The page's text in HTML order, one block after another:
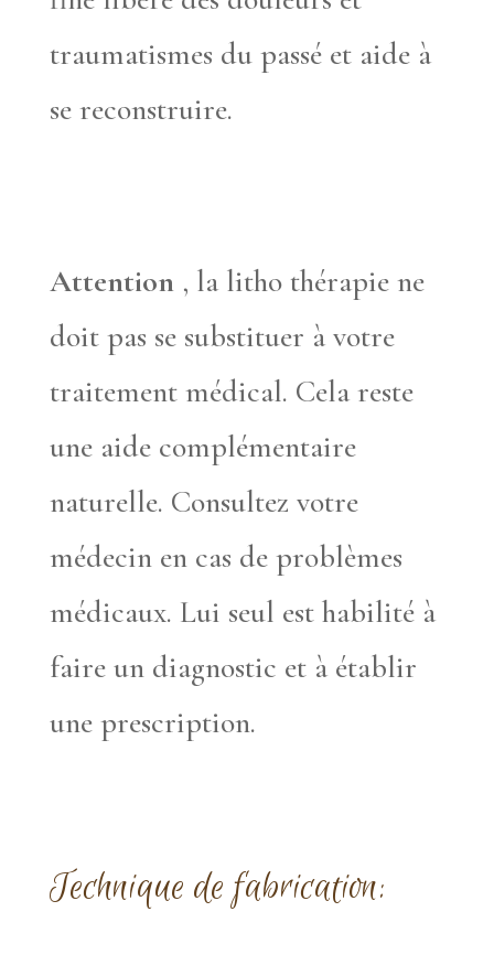
traumatismes du passé et aide à
se reconstruire.
Attention, la litho thérapie ne
doit pas se substituer à votre
traitement médical. Cela reste
une aide complémentaire
naturelle. Consultez votre
médecin en cas de problèmes
médicaux. Lui seul est habilité à
faire un diagnostic et à établir
une prescription.
Technique de fabrication: